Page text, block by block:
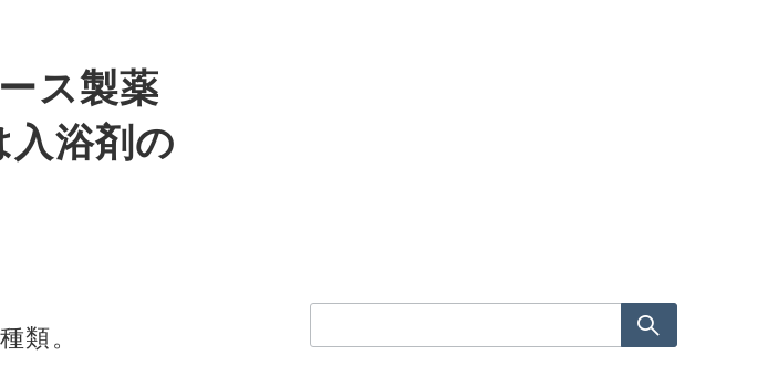
ス製薬
入浴剤の
類。
索：